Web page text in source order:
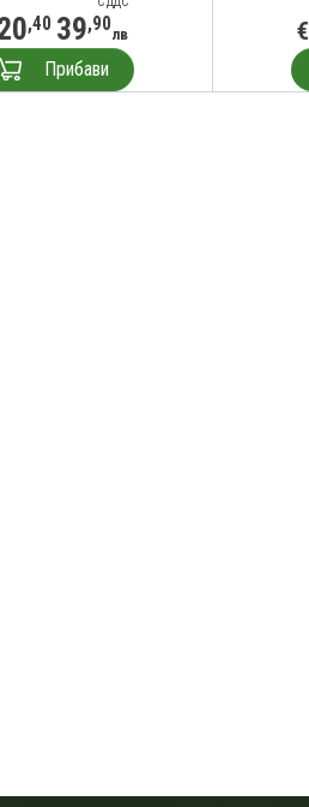
,40 39,90лв
Прибави
€